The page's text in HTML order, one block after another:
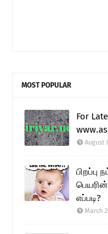
MOST POPULAR
For
August
பிறப்பு
எப்படி?
March